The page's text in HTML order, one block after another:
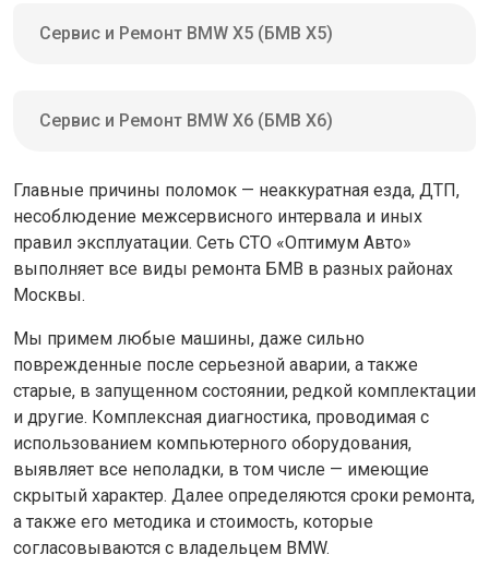
Сервис и Ремонт BMW X5 (БМВ Х5)
Сервис и Ремонт BMW X6 (БМВ Х6)
Главные причины поломок — неаккуратная езда, ДТП,
несоблюдение межсервисного интервала и иных
правил эксплуатации. Сеть СТО «Оптимум Авто»
выполняет все виды ремонта БМВ в разных районах
Москвы.
Мы примем любые машины, даже сильно
поврежденные после серьезной аварии, а также
старые, в запущенном состоянии, редкой комплектации
и другие. Комплексная диагностика, проводимая с
использованием компьютерного оборудования,
выявляет все неполадки, в том числе — имеющие
скрытый характер. Далее определяются сроки ремонта,
а также его методика и стоимость, которые
согласовываются с владельцем BMW.